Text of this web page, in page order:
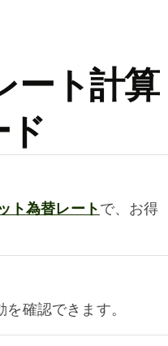
ート計算
ト為替レートで、お得
確認できます。